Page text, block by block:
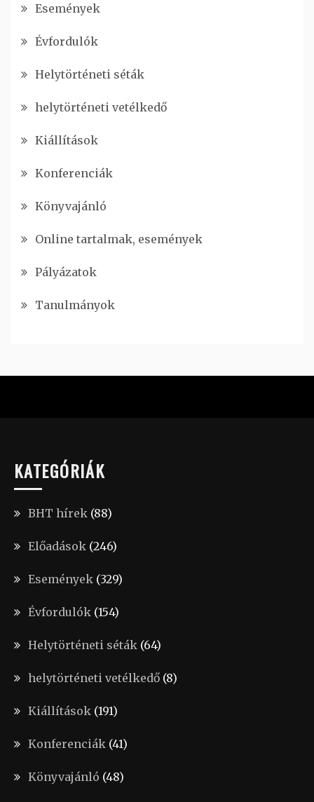
Események
Évfordulók
Helytörténeti séták
helytörténeti vetélkedő
Kiállítások
Konferenciák
Könyvajánló
Online tartalmak, események
Pályázatok
Tanulmányok
KATEGÓRIÁK
BHT hírek (88)
Előadások (246)
Események (329)
Évfordulók (154)
Helytörténeti séták (64)
helytörténeti vetélkedő (8)
Kiállítások (191)
Konferenciák (41)
Könyvajánló (48)